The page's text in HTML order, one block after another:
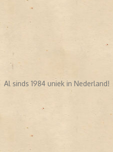
Al sinds 1984 uniek in Nederland!